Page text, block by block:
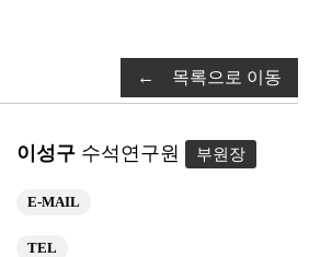
연구부소개
연구성과
← 목록으로 이동
이성구 수석연구원 부원장
E-MAIL
TEL